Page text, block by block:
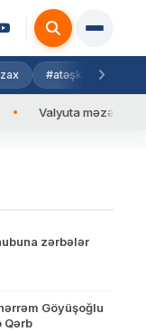
#atəşkəs
məzənnəsi
zərbələr
Göyüşoğlu
Qərb